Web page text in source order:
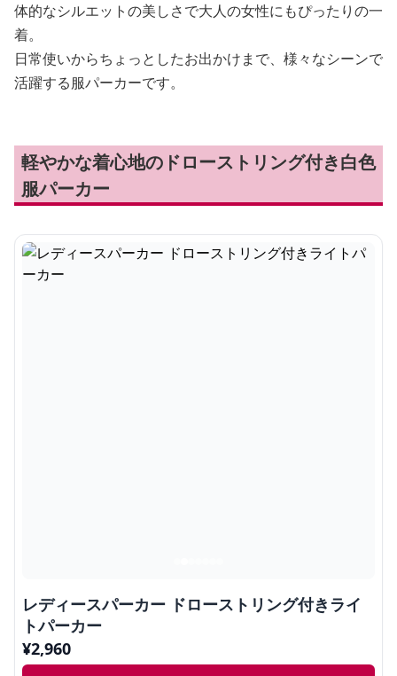
体的なシルエットの美しさで大人の女性にもぴったりの一
着。
日常使いからちょっとしたお出かけまで、様々なシーンで
活躍する服パーカーです。
軽やかな着心地のドローストリング付き白色
服パーカー
レディースパーカー ドローストリング付きライ
トパーカー
¥2,960